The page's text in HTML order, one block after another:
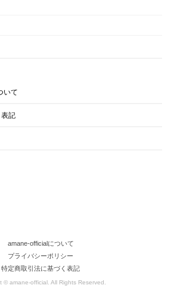
いて
記
amane-officialについて
プライバシーポリシー
特定商取引法に基づく表記
© amane-official. All Rights Reserved.